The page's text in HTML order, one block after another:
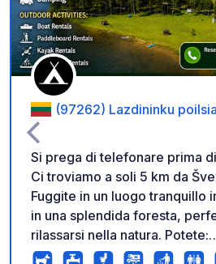
(97262) Lazdininku
Si prega di telefonare prima
Ci troviamo a soli 5 km da
Fuggite in un luogo tranquillo
in una splendida foresta,
rilassarsi nella natura. Potete:
Soggiornare con il vostro